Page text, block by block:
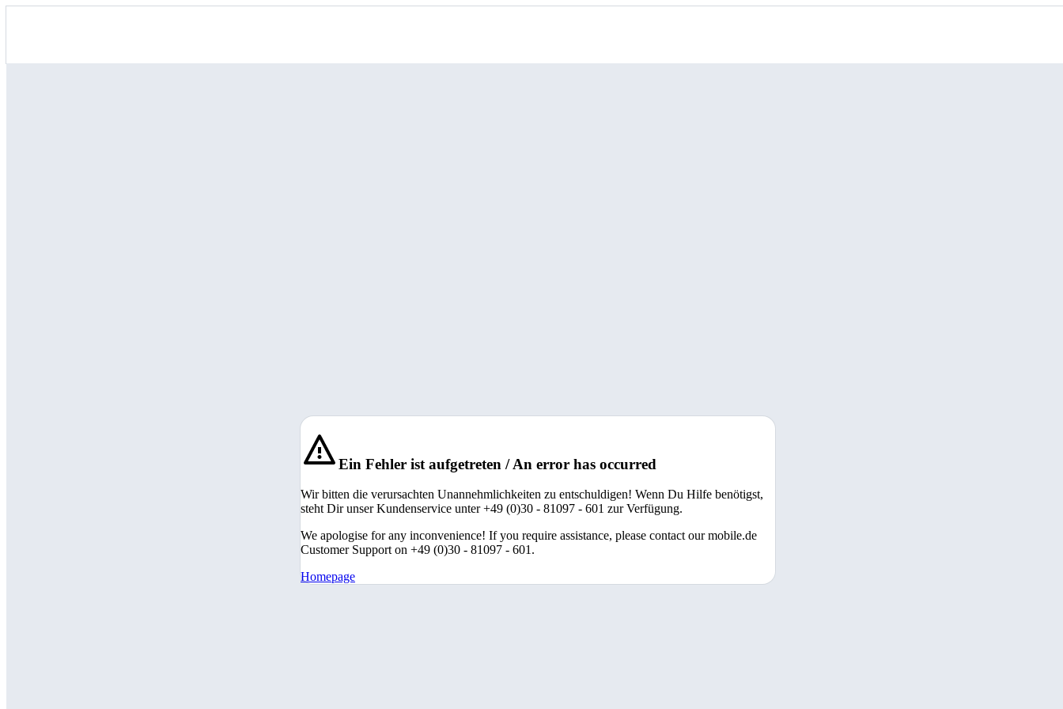
Ein Fehler ist aufgetreten / An error has occurred
Wir bitten die verursachten Unannehmlichkeiten zu entschuldigen! Wenn Du Hilfe benötigst,
steht Dir unser Kundenservice unter +49 (0)30 - 81097 - 601 zur Verfügung.
We apologise for any inconvenience! If you require assistance, please contact our mobile.de
Customer Support on +49 (0)30 - 81097 - 601.
Homepage